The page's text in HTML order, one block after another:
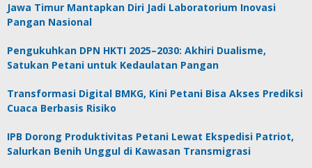
Jawa Timur Mantapkan Diri Jadi Laboratorium Inovasi
Pangan Nasional
Pengukuhkan DPN HKTI 2025–2030: Akhiri Dualisme,
Satukan Petani untuk Kedaulatan Pangan
Transformasi Digital BMKG, Kini Petani Bisa Akses Prediksi
Cuaca Berbasis Risiko
IPB Dorong Produktivitas Petani Lewat Ekspedisi Patriot,
Salurkan Benih Unggul di Kawasan Transmigrasi